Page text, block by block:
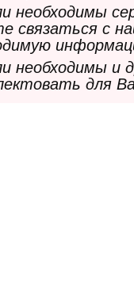
необходимы
связаться с
необходимы
для